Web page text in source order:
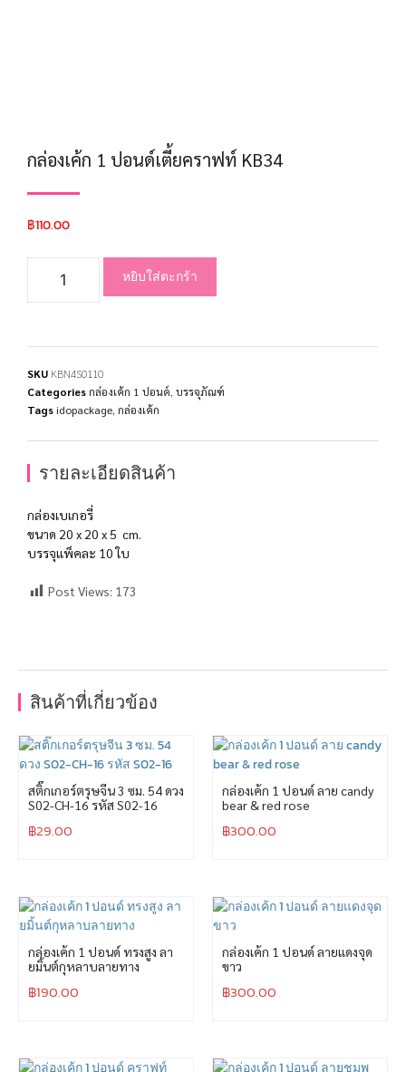
กล่องเค้ก 1 ปอนด์เตี้ยคราฟท์ KB34
฿110.00
หยิบใส่ตะกร้า
SKU KBN4S0110
Categoriesกล่องเค้ก 1 ปอนด์ บรรจุภัณฑ์
Tags idopackage กล่องเค้ก
รายละเอียดสินค้า
กล่องเบเกอรี่
ขนาด 20 x 20 x 5 cm.
บรรจุแพ็คละ 10 ใบ
Post Views: 173
สินค้าที่เกี่ยวข้อง
สติ๊กเกอร์ตรุษจีน 3 ซม. 54 ดวง
S02-CH-16 รหัส S02-16
฿29.00
กล่องเค้ก 1 ปอนด์ ลาย candy
bear & red rose
฿300.00
กล่องเค้ก 1 ปอนด์ ทรงสูง ลา
ยมิ้นต์กุหลาบลายทาง
฿190.00
กล่องเค้ก 1 ปอนด์ ลายแดงจุด
ขาว
฿300.00